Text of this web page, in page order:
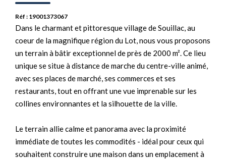
Réf : 19001373067
Dans le charmant et pittoresque village de Souillac, au
coeur de la magnifique région du Lot, nous vous proposons
un terrain à bâtir exceptionnel de près de 2000 m². Ce lieu
unique se situe à distance de marche du centre-ville animé,
avec ses places de marché, ses commerces et ses
restaurants, tout en offrant une vue imprenable sur les
collines environnantes et la silhouette de la ville.
Le terrain allie calme et panorama avec la proximité
immédiate de toutes les commodités - idéal pour ceux qui
souhaitent construire une maison dans un emplacement à